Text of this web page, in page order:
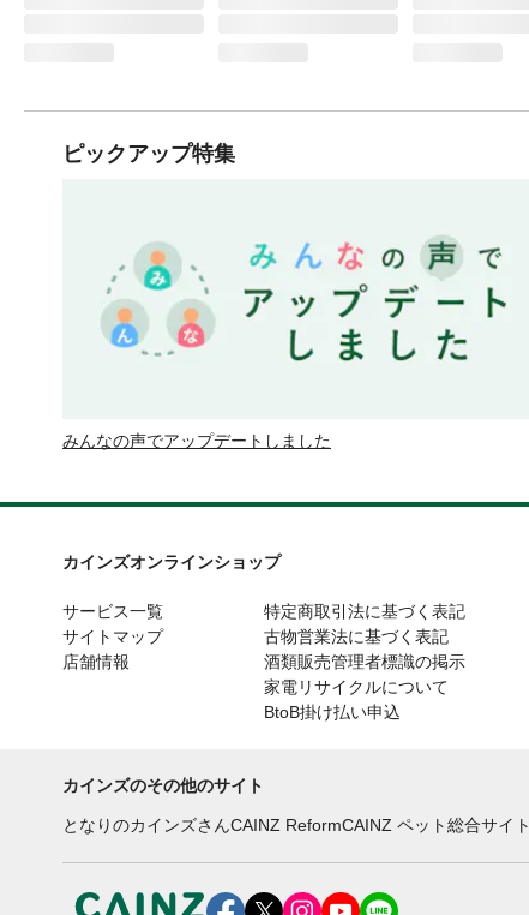
ピックアップ特集
みんなの声でアップデートしました
カインズオンラインショップ
サービス一覧
サイトマップ
店舗情報
特定商取引法に基づく表記
古物営業法に基づく表記
酒類販売管理者標識の掲示
家電リサイクルについて
BtoB掛け払い申込
カインズのその他のサイト
となりのカインズさんCAINZ ReformCAINZ ペット総合サイト